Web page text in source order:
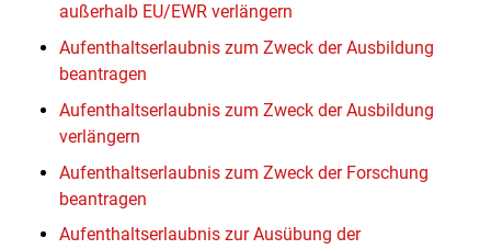
außerhalb EU/EWR verlängern
Aufenthaltserlaubnis zum Zweck der Ausbildung
beantragen
Aufenthaltserlaubnis zum Zweck der Ausbildung
verlängern
Aufenthaltserlaubnis zum Zweck der Forschung
beantragen
Aufenthaltserlaubnis zur Ausübung der